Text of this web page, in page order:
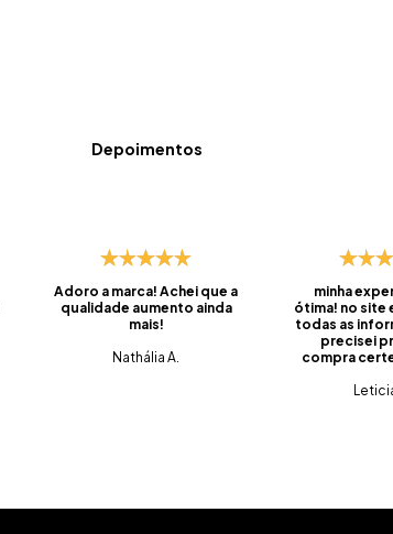
Depoimentos
Adoro a marca! Achei que a
qualidade aumento ainda
mais!
Nathália A.
minha
ótima! no site
todas as
precisei
compra
do prazo,
tudo muito